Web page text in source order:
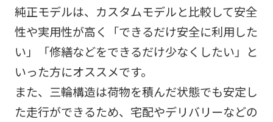
純正モデルは、カスタムモデルと比較して安全
性や実用性が高く「できるだけ安全に利用した
い」「修繕などをできるだけ少なくしたい」と
いった方にオススメです。
また、三輪構造は荷物を積んだ状態でも安定し
た走行ができるため、宅配やデリバリーなどの